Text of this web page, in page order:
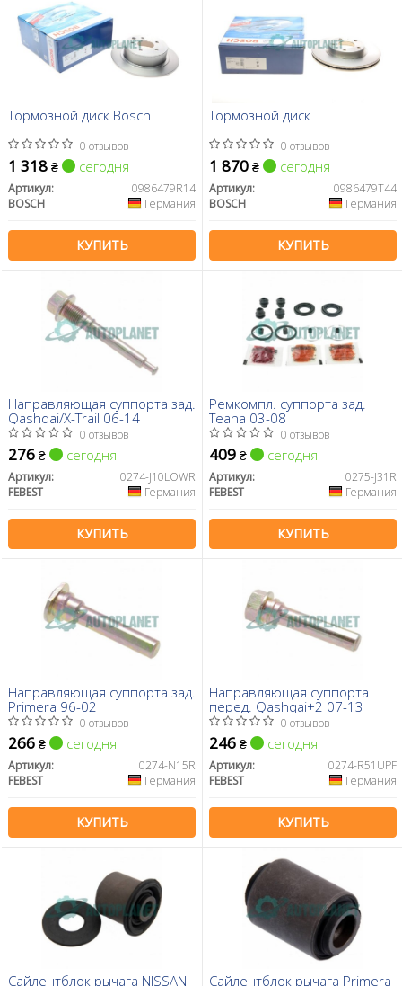
Тормозной диск Bosch
0 отзывов
1 318 ₴ сегодня
Артикул:
0986479R14
BOSCH
Германия
КУПИТЬ
Тормозной диск
0 отзывов
1 870 ₴ сегодня
Артикул:
0986479T44
BOSCH
Германия
КУПИТЬ
Направляющая суппорта зад.
Qashqai/X-Trail 06-14
0 отзывов
276 ₴ сегодня
Артикул:
0274-J10LOWR
FEBEST
Германия
КУПИТЬ
Ремкомпл. суппорта зад.
Teana 03-08
0 отзывов
409 ₴ сегодня
Артикул:
0275-J31R
FEBEST
Германия
КУПИТЬ
Направляющая суппорта зад.
Primera 96-02
0 отзывов
266 ₴ сегодня
Артикул:
0274-N15R
FEBEST
Германия
КУПИТЬ
Направляющая суппорта
перед. Qashqai+2 07-13
0 отзывов
246 ₴ сегодня
Артикул:
0274-R51UPF
FEBEST
Германия
КУПИТЬ
Сайлентблок рычага NISSAN Сайлентблок рычага Primera